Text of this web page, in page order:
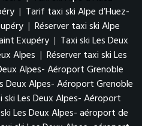
| Tarif taxi ski Alpe d’Huez-
| Réserver taxi ski Alpe
Exupéry | Taxi ski Les Deux
Alpes | Réserver taxi ski Les
Alpes- Aéroport Grenoble
Deux Alpes- Aéroport Grenoble
ski Les Deux Alpes- Aéroport
Les Deux Alpes- aéroport de